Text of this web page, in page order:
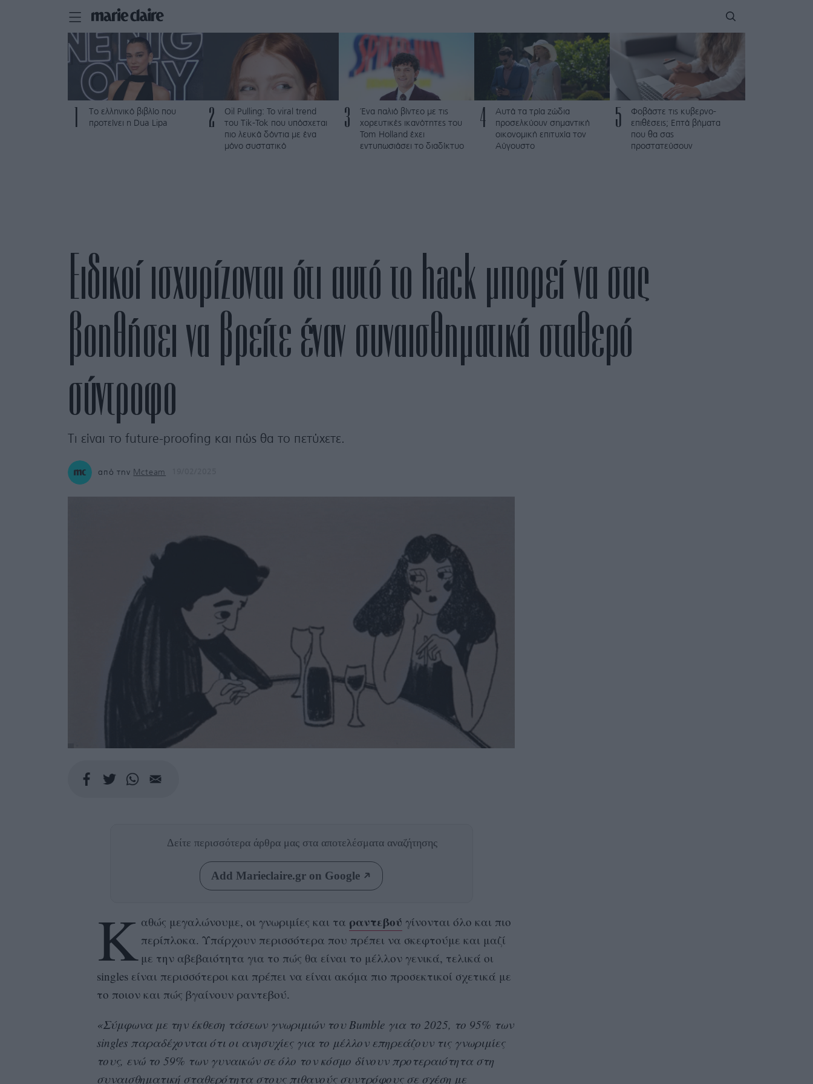
Το ελληνικό βιβλίο που
προτείνει η Dua Lipa
2
Oil Pulling: To viral trend
του Tik-Tok που υπόσχεται
πιο λευκά δόντια με ένα
μόνο συστατικό
3
Ένα παλιό βίντεο με τις
χορευτικές ικανότητες του
Tom Holland έχει
εντυπωσιάσει το διαδίκτυο
4
Αυτά τα τρία ζώδια
προσελκύουν σημαντική
οικονομική επιτυχία τον
Αύγουστο
5
Φοβάστε τις κυβερνο-
επιθέσεις; Επτά βήματα
που θα σας
προστατεύσουν
Ειδικοί ισχυρίζονται ότι αυτό το hack μπορεί να σας
βοηθήσει να βρείτε έναν συναισθηματικά σταθερό
σύντροφo
Τι είναι το future-proofing και πώς θα το πετύχετε.
από την Mcteam
Δείτε περισσότερα άρθρα μας στα αποτελέσματα αναζήτησης
Add Marieclaire.gr on Google
Κ αθώς μεγαλώνoυμε, οι γνωριμίες και τα ραντεβού γίνονται όλο και πιο
περίπλοκα. Υπάρχουν περισσότερα που πρέπει να σκεφτούμε και μαζί
με την αβεβαιότητα για το πώς θα είναι το μέλλον γενικά, τελικά οι
singles είναι περισσότεροι και πρέπει να είναι ακόμα πιο προσεκτικοί σχετικά με
το ποιον και πώς βγαίνουν ραντεβού.
«Σύμφωνα με την έκθεση τάσεων γνωριμιών του Bumble για το 2025, το 95% των
singles παραδέχονται ότι οι ανησυχίες για το μέλλον επηρεάζουν τις γνωριμίες
τους, ενώ το 59% των γυναικών σε όλο τον κόσμο δίνουν προτεραιότητα στη
συναισθηματική σταθερότητα στους πιθανούς συντρόφους σε σχέση με